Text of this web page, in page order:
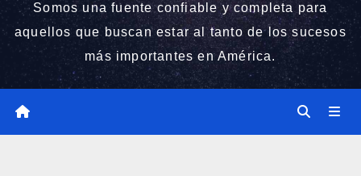
Somos una fuente confiable y completa para
aquellos que buscan estar al tanto de los sucesos
más importantes en América.